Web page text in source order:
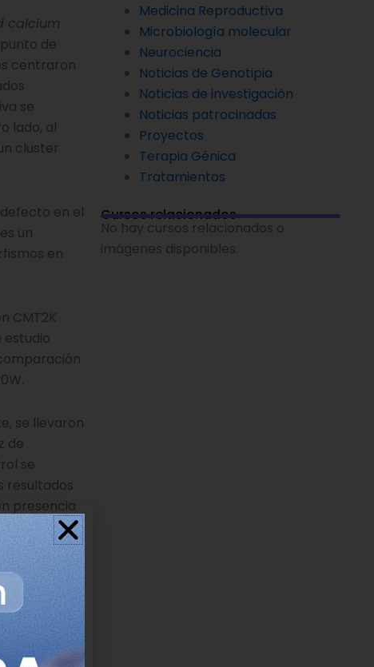
calcium
de
centraron
se
lado, al
cluster
en el
es un
en
CMT2K
estudio
se llevaron
de
se
resultados
presencia
y
estos
Medicina Reproductiva
Microbiología molecular
Neurociencia
Noticias de Genotipia
Noticias de investigación
Noticias patrocinadas
Proyectos
Terapia Génica
Tratamientos
Cursos relacionados
No hay cursos relacionados o
imágenes disponibles.